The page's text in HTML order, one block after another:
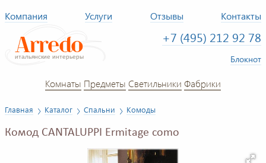
Компания Услуги Отзывы Контакты
+7 (495) 212 92 78
Блокнот
Комнаты Предметы Светильники Фабрики
Главная Каталог Спальни Комоды
Комод CANTALUPPI Ermitage como